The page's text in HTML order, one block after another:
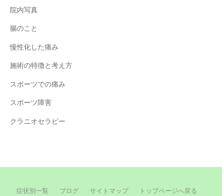
院内写真
腸のこと
慢性化した痛み
施術の特徴と考え方
スポーツでの痛み
スポーツ障害
クラニオセラピー
症状別一覧 ブログ サイトマップ トップページへ戻る